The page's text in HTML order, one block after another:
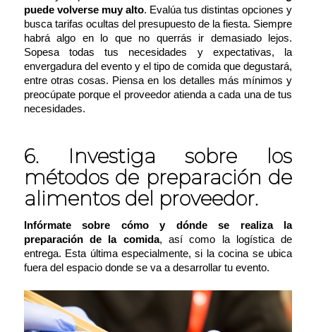
puede volverse muy alto. Evalúa tus distintas opciones y
busca tarifas ocultas del presupuesto de la fiesta. Siempre
habrá algo en lo que no querrás ir demasiado lejos.
Sopesa todas tus necesidades y expectativas, la
envergadura del evento y el tipo de comida que degustará,
entre otras cosas. Piensa en los detalles más mínimos y
preocúpate porque el proveedor atienda a cada una de tus
necesidades.
6. Investiga sobre los
métodos de preparación de
alimentos del proveedor.
Infórmate sobre cómo y dónde se realiza la
preparación de la comida, así como la logística de
entrega. Esta última especialmente, si la cocina se ubica
fuera del espacio donde se va a desarrollar tu evento.